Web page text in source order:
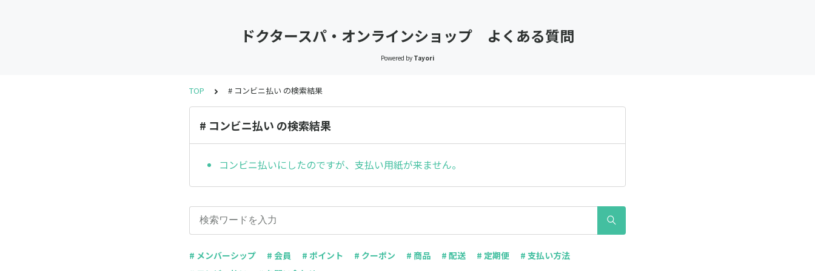
ドクタースパ・オンラインショップ よくある質問
Powered by Tayori
TOP # コンビニ払い の検索結果
# コンビニ払い の検索結果
コンビニ払いにしたのですが、支払い用紙が来ません。
# メンバーシップ # 会員 # ポイント # クーポン # 商品 # 配送 # 定期便
# 支払い方法